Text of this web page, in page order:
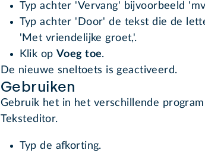
Typ achter 'Vervang' bijvoorbeeld
Typ achter 'Door' de tekst die de
'Met vriendelijke groet,'.
Klik op Voeg toe.
De nieuwe sneltoets is geactiveerd.
Gebruiken
Gebruik het in het verschillende
Teksteditor.
Typ de afkorting.